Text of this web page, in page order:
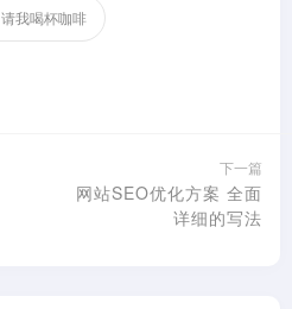
请我喝杯咖啡
下一篇
网站SEO优化方案 全面
详细的写法